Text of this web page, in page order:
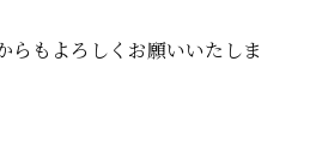
らもよろしくお願いいたしま